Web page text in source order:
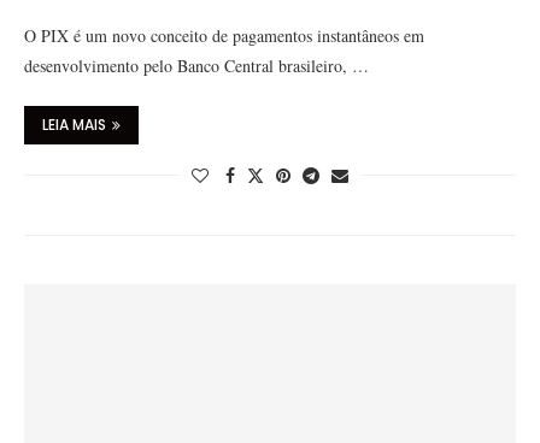
O PIX é um novo conceito de pagamentos instantâneos em
desenvolvimento pelo Banco Central brasileiro, …
LEIA MAIS